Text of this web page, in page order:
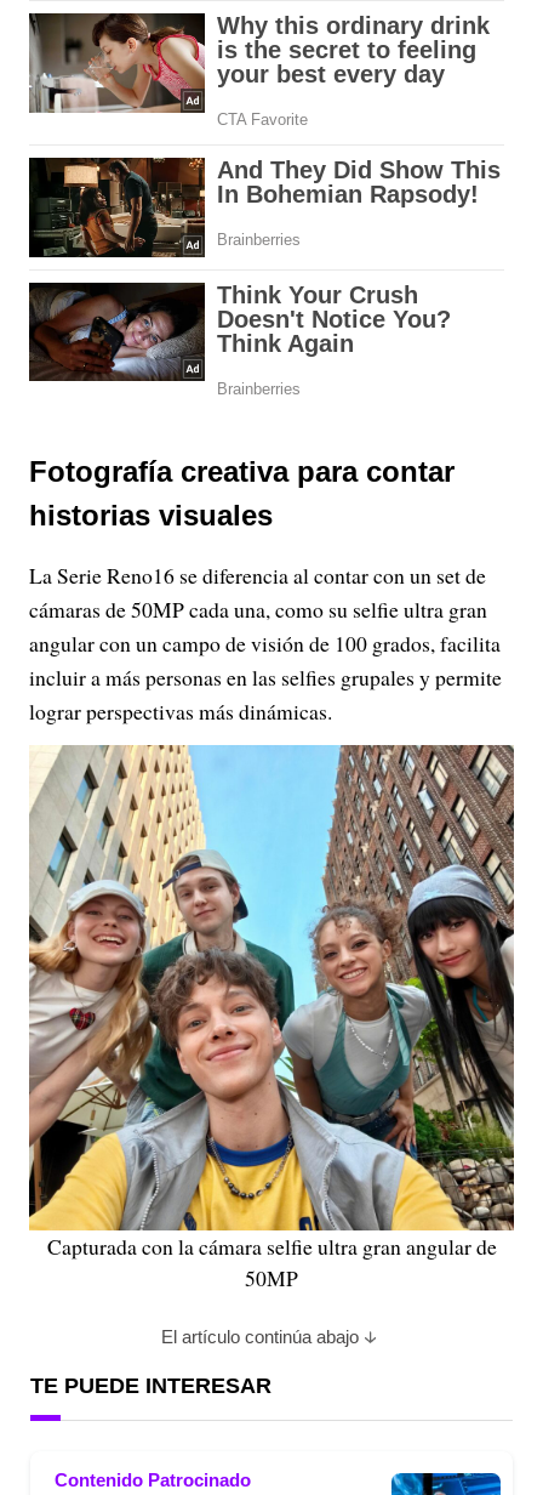
Fotografía creativa para contar
historias visuales
La Serie Reno16 se diferencia al contar con un set de
cámaras de 50MP cada una, como su selfie ultra gran
angular con un campo de visión de 100 grados, facilita
incluir a más personas en las selfies grupales y permite
lograr perspectivas más dinámicas.
Capturada con la cámara selfie ultra gran angular de
50MP
El artículo continúa abajo
TE PUEDE INTERESAR
Contenido Patrocinado